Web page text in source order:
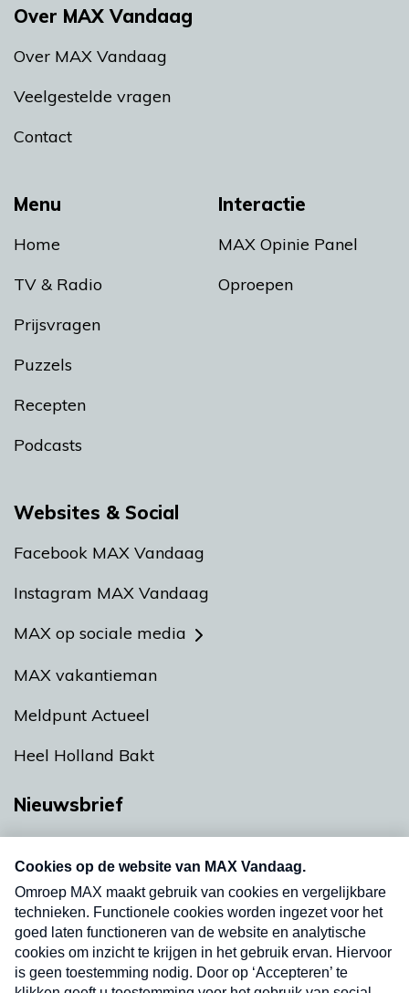
Menu
Home
TV & Radio
Prijsvragen
Puzzels
Recepten
Podcasts
Interactie
MAX Opinie Panel
Oproepen
Over MAX Vandaag
Over MAX Vandaag
Veelgestelde vragen
Contact
Websites & Social
Facebook MAX Vandaag
Instagram MAX Vandaag
MAX op sociale media
MAX vakantieman
Meldpunt Actueel
Heel Holland Bakt
Nieuwsbrief
nieuwsbrief. Elke vrijdag- en dinsdagochtend in
uw mailbox.
Verzend